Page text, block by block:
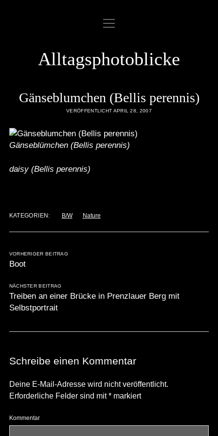
ABOUT
DATENSCHUTZERKLÄRUNG
IMPRESSUM
LINKLIST
SAMPLE PAGE
Menü
öffnen
Alltagsphotoblicke
Gänseblumchen (Bellis perennis)
VERÖFFENTLICHT APRIL 28, 2007
Gänseblümchen (Bellis perennis)
daisy (Bellis perennis)
KATEGORIEN: B/W Nature
VORHERIGER BEITRAG
Boot
NÄCHSTER BEITRAG
Treiben an einer Brücke in Prenzlauer Berg mit
Selbstportrait
Schreibe einen Kommentar
Deine E-Mail-Adresse wird nicht veröffentlicht.
Erforderliche Felder sind mit*markiert
Kommentar